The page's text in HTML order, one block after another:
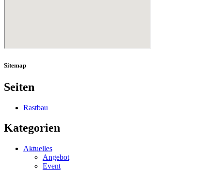
Sitemap
Seiten
Rastbau
Kategorien
Aktuelles
Angebot
Event